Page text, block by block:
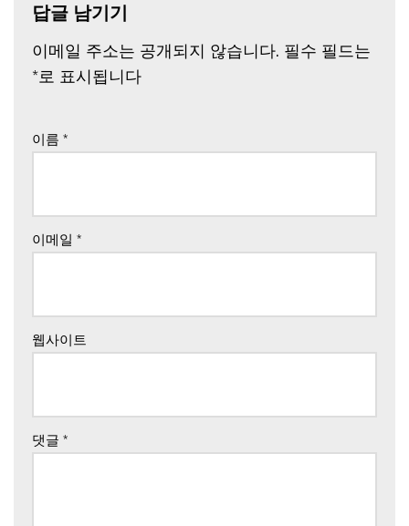
답글 남기기
이메일 주소는 공개되지 않습니다. 필수 필드는
*로 표시됩니다
이름 *
이메일 *
웹사이트
댓글 *